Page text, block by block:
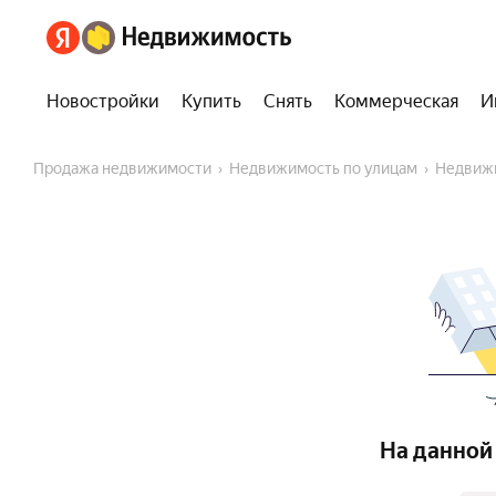
Новостройки Купить Снять Коммерческая
Продажа недвижимости Недвижимость по улицам
На